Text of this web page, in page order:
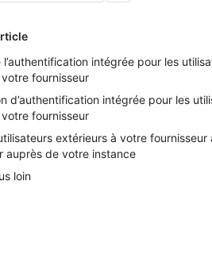
intégrée pour les
fournisseur
d’authentification intégrée pour les
fournisseur
extérieurs à votre fournisseur
auprès de votre instance
loin